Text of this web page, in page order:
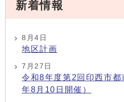
新着情報
8月4日
地区計画
7月27日
令和8年度第2回印西市
年8月10日開催）